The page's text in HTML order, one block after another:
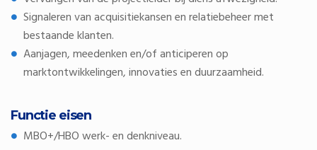
Signaleren van acquisitiekansen en relatiebeheer met
bestaande klanten.
Aanjagen, meedenken en/of anticiperen op
marktontwikkelingen, innovaties en duurzaamheid.
Functie eisen
MBO+/HBO werk- en denkniveau.